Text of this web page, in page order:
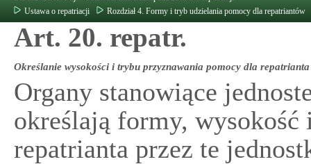
Ustawa o repatriacji
Rozdział 4. Formy i tryb udzielania pomocy dla repatriantów
Art. 20. repatr.
Określanie wysokości i trybu przyznawania pomocy dla
Organy stanowiące
określają formy,
repatrianta przez te